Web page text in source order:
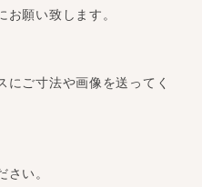
願い致します。
にご寸法や画像を送ってく
さい。